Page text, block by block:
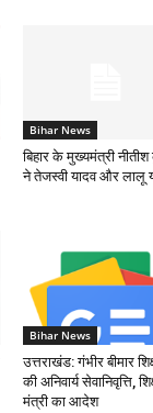
Bihar News
बिहार के मुख्यमंत्री
ने तेजस्वी यादव और लालू
Bihar News
उत्तराखंड: गंभीर बीमार
की अनिवार्य सेवानिवृत्ति,
मंत्री का आदेश